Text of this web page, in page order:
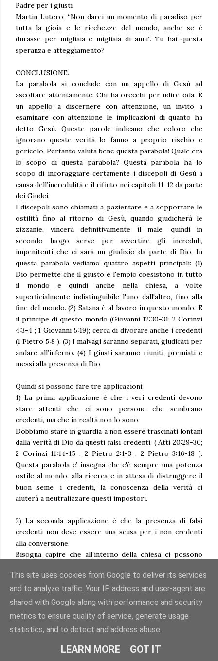
Padre per i giusti.
Martin Lutero: “Non darei un momento di paradiso per
tutta la gioia e le ricchezze del mondo, anche se è
durasse per migliaia e migliaia di anni”. Tu hai questa
speranza e atteggiamento?
CONCLUSIONE.
La parabola si conclude con un appello di Gesù ad
ascoltare attentamente: Chi ha orecchi per udire oda. È
un appello a discernere con attenzione, un invito a
esaminare con attenzione le implicazioni di quanto ha
detto Gesù. Queste parole indicano che coloro che
ignorano queste verità lo fanno a proprio rischio e
pericolo. Pertanto valuta bene questa parabola! Quale era
lo scopo di questa parabola? Questa parabola ha lo
scopo di incoraggiare certamente i discepoli di Gesù a
causa dell’incredulità e il rifiuto nei capitoli 11-12 da parte
dei Giudei.
I discepoli sono chiamati a pazientare e a sopportare le
ostilità fino al ritorno di Gesù, quando giudicherà le
zizzanie, vincerà definitivamente il male, quindi in
secondo luogo serve per avvertire gli increduli,
impenitenti che ci sarà un giudizio da parte di Dio. In
questa parabola vediamo quattro aspetti principali: (1)
Dio permette che il giusto e l'empio coesistono in tutto
il mondo e quindi anche nella chiesa, a volte
superficialmente indistinguibile l'uno dall'altro, fino alla
fine del mondo. (2) Satana è al lavoro in questo mondo. È
il principe di questo mondo (Giovanni 12:30-31; 2 Corinzi
4:3-4 ; 1 Giovanni 5:19); cerca di divorare anche i credenti
(1 Pietro 5:8 ). (3) I malvagi saranno separati, giudicati per
andare all’inferno. (4) I giusti saranno riuniti, premiati e
messi alla presenza di Dio.
Quindi si possono fare tre applicazioni:
1) La prima applicazione è che i veri credenti devono
stare attenti che ci sono persone che sembrano
credenti, ma che in realtà non lo sono.
Dobbiamo stare in guardia a non essere trascinati lontani
dalla verità di Dio da questi falsi credenti. ( Atti 20:29-30;
2 Corinzi 11:14-15 ; 2 Pietro 2:1-3 ; 2 Pietro 3:16-18 ).
Questa parabola c’ insegna che c'è sempre una potenza
ostile al mondo, alla ricerca e in attesa di distruggere il
buon seme, i credenti, la conoscenza della verità ci
aiuterà a neutralizzare questi impostori.
2) La seconda applicazione è che la presenza di falsi
credenti non deve essere una scusa per i non credenti
alla conversione.
Bisogna capire che all’interno della chiesa ci possono
credenti non sono ipocriti. È importante distinguere
perciò il vero dal falso credente e non prendere scuse
per la conversione.
3) La terza applicazione è che ci sono due tipi di persone
diverse, con due stili di vita diversi e con due destini
Gesù si prende cura dei veri credenti e li raccoglierà
This site uses cookies from Google to deliver its services
and to analyze traffic. Your IP address and user-agent are
shared with Google along with performance and security
metrics to ensure quality of service, generate usage
statistics, and to detect and address abuse.
LEARN MORE GOT IT